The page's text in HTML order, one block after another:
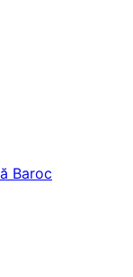
Baroc